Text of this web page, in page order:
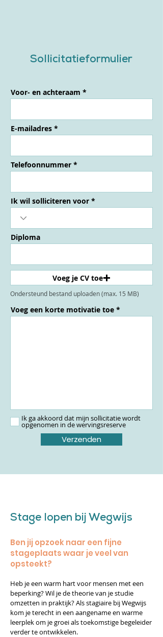
Sollicitatieformulier
Voor- en achteraam
E-mailadres
Telefoonnummer
Ik wil solliciteren voor
Diploma
Voeg je CV toe
Ondersteund bestand uploaden (max. 15 MB)
Voeg een korte motivatie toe
Ik ga akkoord dat mijn sollicitatie wordt
opgenomen in de wervingsreserve
Verzenden
Stage lopen bij Wegwijs
Ben jij opzoek naar een fijne
stageplaats waar je veel van
opsteekt?​
Heb je een warm hart voor mensen met een
beperking? Wil je de theorie van je studie
omzetten in praktijk? Als stagiaire bij Wegwijs
kom je terecht in een aangename en warme
leerplek om je groei als toekomstige begeleider
verder te ontwikkelen.